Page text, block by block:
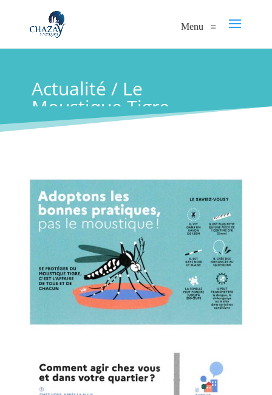
Menu≡
Actualité / Le
Moustique Tigre